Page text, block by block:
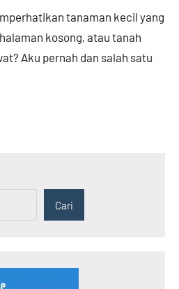
tanaman kecil yang
kosong, atau tanah
Aku pernah dan salah satu
Cari